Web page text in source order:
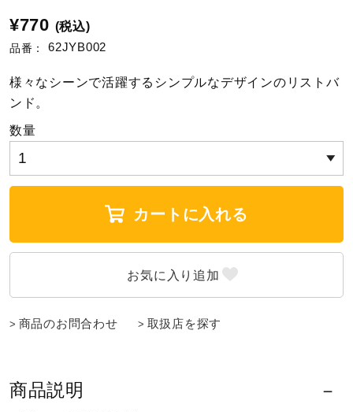
ソフトボール
柔道
¥770 (税込)
品番： 62JYB002
様々なシーンで活躍するシンプルなデザインのリストバ
ンド。
数量
カートに入れる
商品のお問合わせ 取扱店を探す
商品説明